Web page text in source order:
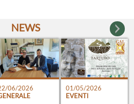
NEWS
06/2026
01/05/2026
EVENTI
04/2026
11/04/2026
GENERALE
07/2025
12/06/2025
GENERALE